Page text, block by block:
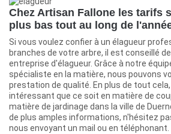
Chez Artisan Fallone les tarifs
plus bas tout au long de
Si vous voulez confier à un élagueur
branches de votre arbre, il est conseillé
entreprise d'élagueur. Grâce à notre
spécialiste en la matière, nous pouvons
prestation de qualité. En plus de tout
intéressant que ce soit en matière de
matière de jardinage dans la ville de
de plus amples informations, n'hésitez
nous envoyant un mail ou en téléphonant.